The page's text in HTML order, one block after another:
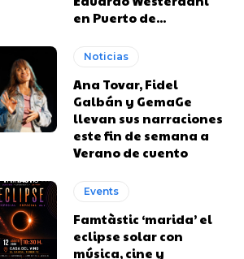
en Puerto de...
Noticias
Ana Tovar, Fidel
Galbán y GemaGe
llevan sus narraciones
este fin de semana a
Verano de cuento
Events
Famtàstic ‘marida’ el
eclipse solar con
música, cine y